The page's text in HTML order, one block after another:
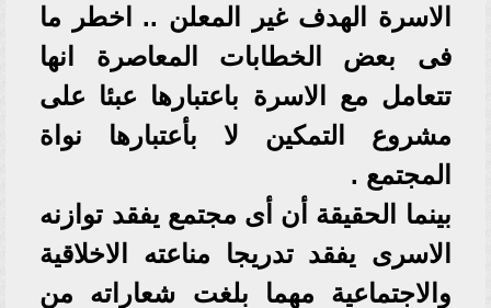
الاسرة الهدف غير المعلن .. اخطر ما
فى بعض الخطابات المعاصرة انها
تتعامل مع الاسرة باعتبارها عبئا على
مشروع التمكين لا بأعتبارها نواة
المجتمع .
بينما الحقيقة أن أى مجتمع يفقد توازنه
الاسرى يفقد تدريجا مناعته الاخلاقية
والاجتماعية مهما بلغت شعاراته من